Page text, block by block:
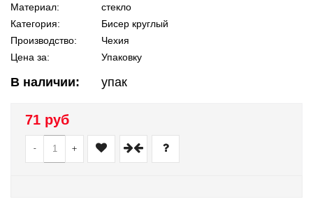
Материал:
стекло
Категория:
Бисер круглый
Производство:
Чехия
Цена за:
Упаковку
В наличии: упак
71 руб
- +